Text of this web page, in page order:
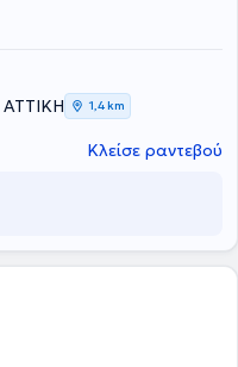
πολλά απ΄αυτά με την
ο γιατρός είναι ειδικός
Αθηνών.
ΑΤΤΙΚΗ
1,4 km
Κλείσε ραντεβού